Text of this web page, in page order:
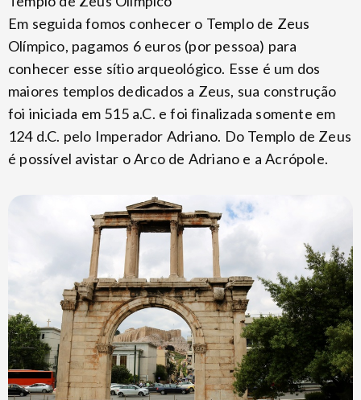
Em seguida fomos conhecer o Templo de Zeus
Olímpico, pagamos 6 euros (por pessoa) para
conhecer esse sítio arqueológico. Esse é um dos
maiores templos dedicados a Zeus, sua construção
foi iniciada em 515 a.C. e foi finalizada somente em
124 d.C. pelo Imperador Adriano. Do Templo de Zeus
é possível avistar o Arco de Adriano e a Acrópole.